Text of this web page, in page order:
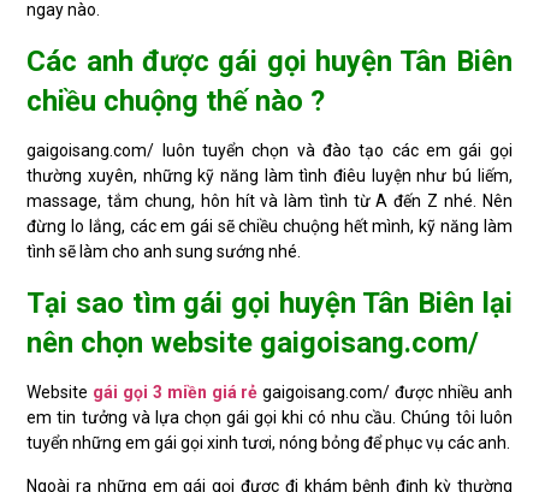
ngay nào.
Các anh được gái gọi huyện Tân Biên
chiều chuộng thế nào ?
gaigoisang.com/ luôn tuyển chọn và đào tạo các em gái gọi
thường xuyên, những kỹ năng làm tình điêu luyện như bú liếm,
massage, tắm chung, hôn hít và làm tình từ A đến Z nhé. Nên
đừng lo lắng, các em gái sẽ chiều chuộng hết mình, kỹ năng làm
tình sẽ làm cho anh sung sướng nhé.
Tại sao tìm gái gọi huyện Tân Biên lại
nên chọn website gaigoisang.com/
Website gái gọi 3 miền giá rẻ gaigoisang.com/ được nhiều anh
em tin tưởng và lựa chọn gái gọi khi có nhu cầu. Chúng tôi luôn
tuyển những em gái gọi xinh tươi, nóng bỏng để phục vụ các anh.
Ngoài ra những em gái gọi được đi khám bệnh định kỳ thường